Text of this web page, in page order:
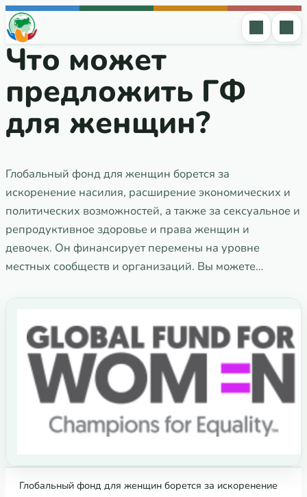
Перейти к содержимому
Что может
предложить ГФ
для женщин?
Глобальный фонд для женщин борется за
искоренение насилия, расширение экономических и
политических возможностей, а также за сексуальное и
репродуктивное здоровье и права женщин и
девочек. Он финансирует перемены на уровне
местных сообществ и организаций. Вы можете…
Глобальный фонд для женщин борется за искоренение